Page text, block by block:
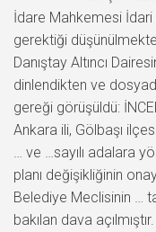
İdare Mahkemesi İdari
gerektiği
Danıştay Altıncı
dinlendikten ve
gereği görüşüldü:
Ankara ili, Gölbaşı
… ve …sayılı adalara
planı değişikliğinin
Belediye Meclisinin …
bakılan dava